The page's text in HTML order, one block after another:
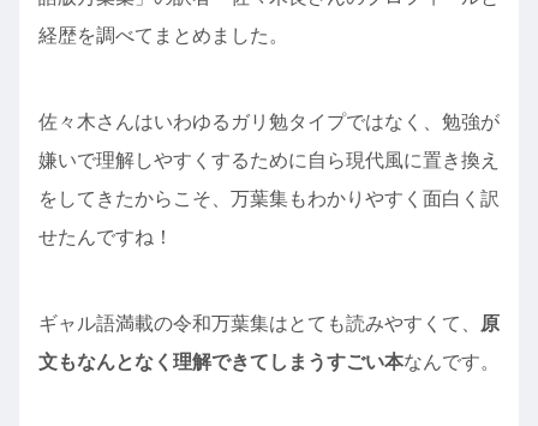
経歴を調べてまとめました。
佐々木さんはいわゆるガリ勉タイプではなく、勉強が
嫌いで理解しやすくするために自ら現代風に置き換え
をしてきたからこそ、万葉集もわかりやすく面白く訳
せたんですね！
ギャル語満載の令和万葉集はとても読みやすくて、
原
文もなんとなく理解できてしまうすごい本なんです。